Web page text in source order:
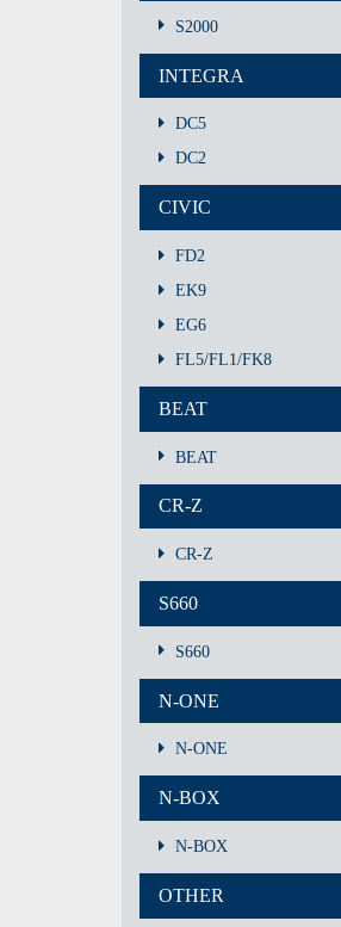
S2000
INTEGRA
DC5
DC2
CIVIC
FD2
EK9
EG6
FL5/FL1/FK8
BEAT
BEAT
CR-Z
CR-Z
S660
S660
N-ONE
N-ONE
N-BOX
N-BOX
OTHER